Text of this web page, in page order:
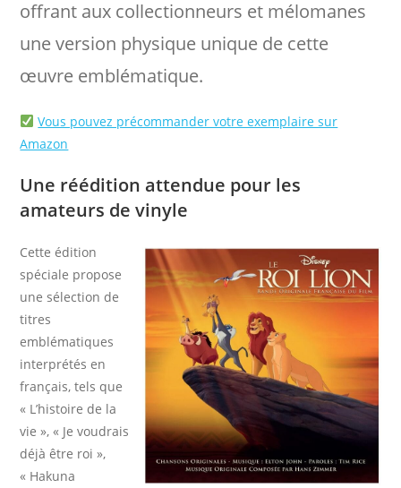
offrant aux collectionneurs et mélomanes
une version physique unique de cette
œuvre emblématique.​
Vous pouvez précommander votre exemplaire sur
Amazon
Une réédition attendue pour les
amateurs de vinyle
Cette édition
spéciale propose
une sélection de
titres
emblématiques
interprétés en
français, tels que
« L’histoire de la
vie », « Je voudrais
déjà être roi »,
« Hakuna